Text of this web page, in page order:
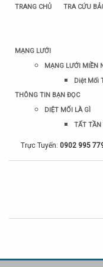
TRANG CHỦ TRA CỨU
MẠNG LƯỚI
MẠNG LƯỚI MIỀN
Diệt Mối
THÔNG TIN BẠN ĐỌC
DIỆT MỐI LÀ GÌ
TẤT TẦN
Trực Tuyến: 0902 995